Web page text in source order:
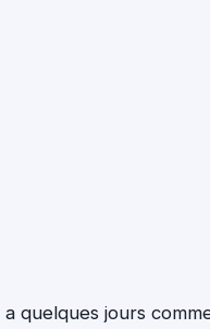
quelques jours